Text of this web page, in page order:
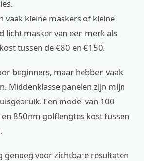
vaak kleine maskers of kleine
licht masker van een merk als
tussen de €80 en €150.
beginners, maar hebben vaak
Middenklasse panelen zijn mijn
Een model van 100
850nm golflengtes kost tussen
genoeg voor zichtbare resultaten